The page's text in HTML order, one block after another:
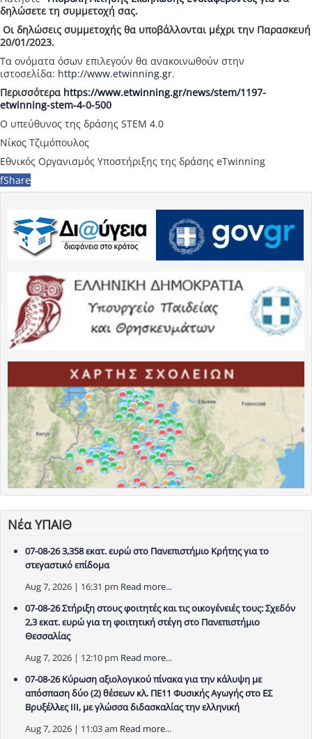
δηλώσετε τη συμμετοχή σας.
Οι δηλώσεις συμμετοχής θα υποβάλλονται μέχρι την Παρασκευή
20/01/2023.
Τα ονόματα όσων επιλεγούν θα ανακοινωθούν στην
ιστοσελίδα: http://www.etwinning.gr.
Περισσότερα https://www.etwinning.gr/news/stem/1197-
etwinning-stem-4-0-500
Ο υπεύθυνος της δράσης STEM 4.0
Νίκος Τζιμόπουλος
Εθνικός Οργανισμός Υποστήριξης της δράσης eTwinning
fShare
Νέα ΥΠΑΙΘ
07-08-26 3,358 εκατ. ευρώ στο Πανεπιστήμιο Κρήτης για το
στεγαστικό επίδομα
Aug 7, 2026 | 16:31 pm Read more...
07-08-26 Στήριξη στους φοιτητές και τις οικογένειές τους: Σχεδόν
2,3 εκατ. ευρώ για τη φοιτητική στέγη στο Πανεπιστήμιο
Θεσσαλίας
Aug 7, 2026 | 12:10 pm Read more...
07-08-26 Κύρωση αξιολογικού πίνακα για την κάλυψη με
απόσπαση δύο (2) θέσεων κλ. ΠΕ11 Φυσικής Αγωγής στο ΕΣ
Βρυξέλλες ΙΙΙ, με γλώσσα διδασκαλίας την ελληνική
Aug 7, 2026 | 11:03 am Read more...